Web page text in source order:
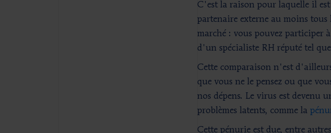
C'est la raison pour laquelle il
partenaire externe au moins tous
marché : vous pouvez participer
d'un spécialiste RH réputé tel
Cette comparaison n'est
que vous ne le pensez ou que
nos dépens. Le virus est devenu
problèmes latents, comme la
Cette pénurie est due, entre